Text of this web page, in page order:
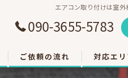
エアコン取り付けは室
090-3655-5783
ご依頼の流れ 対応エリ